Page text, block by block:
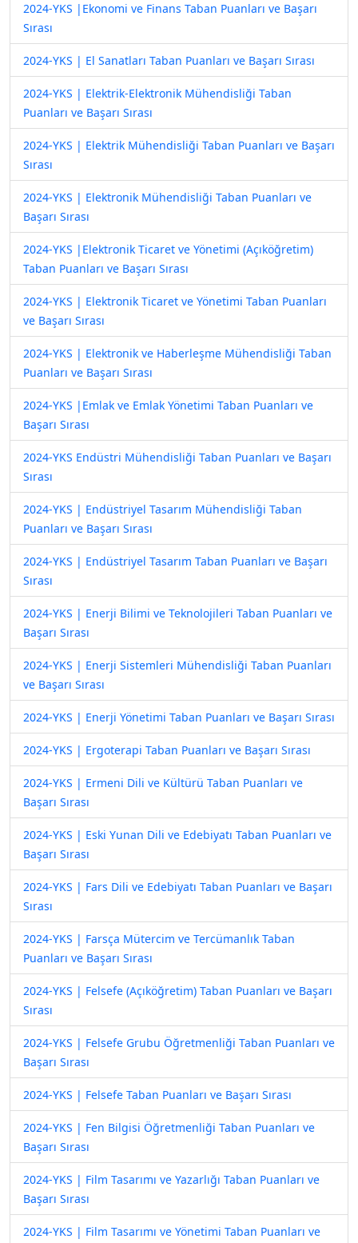
2024-YKS |Ekonomi ve Finans Taban Puanları ve Başarı
Sırası
2024-YKS | El Sanatları Taban Puanları ve Başarı Sırası
2024-YKS | Elektrik-Elektronik Mühendisliği Taban
Puanları ve Başarı Sırası
2024-YKS | Elektrik Mühendisliği Taban Puanları ve Başarı
Sırası
2024-YKS | Elektronik Mühendisliği Taban Puanları ve
Başarı Sırası
2024-YKS |Elektronik Ticaret ve Yönetimi (Açıköğretim)
Taban Puanları ve Başarı Sırası
2024-YKS | Elektronik Ticaret ve Yönetimi Taban Puanları
ve Başarı Sırası
2024-YKS | Elektronik ve Haberleşme Mühendisliği Taban
Puanları ve Başarı Sırası
2024-YKS |Emlak ve Emlak Yönetimi Taban Puanları ve
Başarı Sırası
2024-YKS Endüstri Mühendisliği Taban Puanları ve Başarı
Sırası
2024-YKS | Endüstriyel Tasarım Mühendisliği Taban
Puanları ve Başarı Sırası
2024-YKS | Endüstriyel Tasarım Taban Puanları ve Başarı
Sırası
2024-YKS | Enerji Bilimi ve Teknolojileri Taban Puanları ve
Başarı Sırası
2024-YKS | Enerji Sistemleri Mühendisliği Taban Puanları
ve Başarı Sırası
2024-YKS | Enerji Yönetimi Taban Puanları ve Başarı Sırası
2024-YKS | Ergoterapi Taban Puanları ve Başarı Sırası
2024-YKS | Ermeni Dili ve Kültürü Taban Puanları ve
Başarı Sırası
2024-YKS | Eski Yunan Dili ve Edebiyatı Taban Puanları ve
Başarı Sırası
2024-YKS | Fars Dili ve Edebiyatı Taban Puanları ve Başarı
Sırası
2024-YKS | Farsça Mütercim ve Tercümanlık Taban
Puanları ve Başarı Sırası
2024-YKS | Felsefe (Açıköğretim) Taban Puanları ve Başarı
Sırası
2024-YKS | Felsefe Grubu Öğretmenliği Taban Puanları ve
Başarı Sırası
2024-YKS | Felsefe Taban Puanları ve Başarı Sırası
2024-YKS | Fen Bilgisi Öğretmenliği Taban Puanları ve
Başarı Sırası
2024-YKS | Film Tasarımı ve Yazarlığı Taban Puanları ve
Başarı Sırası
2024-YKS | Film Tasarımı ve Yönetimi Taban Puanları ve